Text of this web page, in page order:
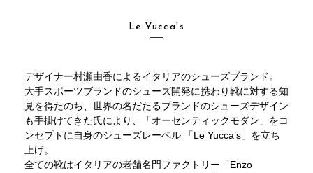
Le Yucca's
デザイナー村瀬由香によるイタリアのシューズブランド。
大手スポーツブランドのシューズ開発に携わり靴に対する知
見を得たのち、世界の名だたるブランドのシューズデザイン
も手掛けてきた氏により、「オーセンティックモダン」をコ
ンセプトに自身のシューズレーベル 「Le Yucca’s」を立ち
上げ。
全ての靴はイタリアの老舗名門ファクトリー「Enzo